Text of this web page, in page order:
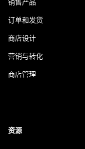
销售产品
订单和发货
商店设计
营销与转化
商店管理
资源